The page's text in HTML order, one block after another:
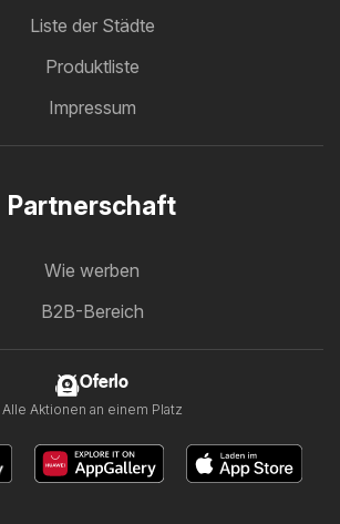
Liste der Städte
Produktliste
Impressum
Partnerschaft
Wie werben
B2B-Bereich
Oferlo
Alle Aktionen an einem Platz